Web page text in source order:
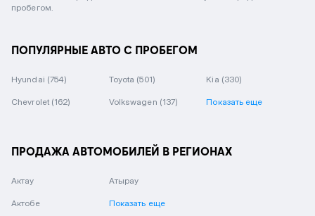
пробегом.
ПОПУЛЯРНЫЕ АВТО С ПРОБЕГОМ
Hyundai (754) Toyota (501) Kia (330)
Chevrolet (162) Volkswagen (137) Показать еще
ПРОДАЖА АВТОМОБИЛЕЙ В РЕГИОНАХ
Актау
Актобе
Атырау
Показать еще